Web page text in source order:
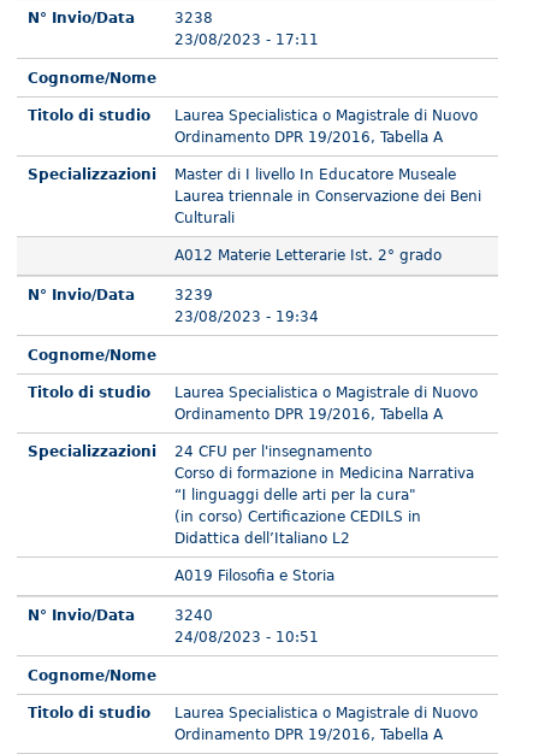
N° Invio/Data
3238
23/08/2023 - 17:11
Cognome/Nome
Titolo di studio
Laurea Specialistica o Magistrale di Nuovo
Ordinamento DPR 19/2016, Tabella A
Specializzazioni
Master di I livello In Educatore Museale
Laurea triennale in Conservazione dei Beni
Culturali
A012 Materie Letterarie Ist. 2° grado
N° Invio/Data
3239
23/08/2023 - 19:34
Cognome/Nome
Titolo di studio
Laurea Specialistica o Magistrale di Nuovo
Ordinamento DPR 19/2016, Tabella A
Specializzazioni
24 CFU per l'insegnamento
Corso di formazione in Medicina Narrativa
“I linguaggi delle arti per la cura"
(in corso) Certificazione CEDILS in
Didattica dell’Italiano L2
A019 Filosofia e Storia
N° Invio/Data
3240
24/08/2023 - 10:51
Cognome/Nome
Titolo di studio
Laurea Specialistica o Magistrale di Nuovo
Ordinamento DPR 19/2016, Tabella A